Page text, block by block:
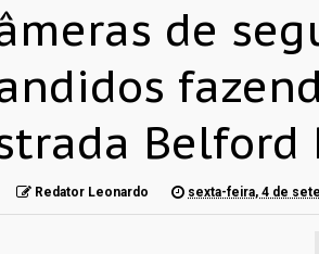
de
Belford
Redator Leonardo sexta-feira, 4 de